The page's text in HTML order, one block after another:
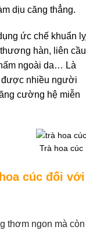
dịu căng thẳng.
ức chế khuẩn lỵ
hàn, liên cầu
ngoài da… Là
được nhiều người
cường hệ miễn
Trà hoa cúc
cúc đối với
thơm ngon mà còn